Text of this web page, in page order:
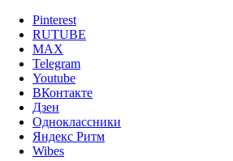
Pinterest
RUTUBE
MAX
Telegram
Youtube
ВКонтакте
Дзен
Одноклассники
Яндекс Ритм
Wibes